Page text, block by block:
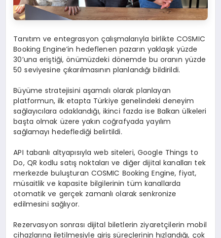
Tanıtım ve entegrasyon çalışmalarıyla birlikte COSMIC
Booking Engine’in hedeflenen pazarın yaklaşık yüzde
30’una eriştiği, önümüzdeki dönemde bu oranın yüzde
50 seviyesine çıkarılmasının planlandığı bildirildi.
Büyüme stratejisini aşamalı olarak planlayan
platformun, ilk etapta Türkiye genelindeki deneyim
sağlayıcılara odaklandığı, ikinci fazda ise Balkan ülkeleri
başta olmak üzere yakın coğrafyada yayılım
sağlamayı hedeflediği belirtildi.
API tabanlı altyapısıyla web siteleri, Google Things to
Do, QR kodlu satış noktaları ve diğer dijital kanalları tek
merkezde buluşturan COSMIC Booking Engine, fiyat,
müsaitlik ve kapasite bilgilerinin tüm kanallarda
otomatik ve gerçek zamanlı olarak senkronize
edilmesini sağlıyor.
Rezervasyon sonrası dijital biletlerin ziyaretçilerin mobil
cihazlarına iletilmesiyle giriş süreçlerinin hızlandığı, çok